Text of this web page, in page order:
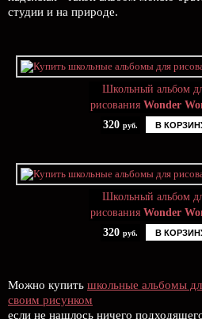
студии и на природе.
Школьный альбом
рисования Wonder
320 руб. В
Школьный альбом
рисования Wonder
320 руб. В
Можно купить школьные альбомы
своим рисунком
если не нашлось ничего